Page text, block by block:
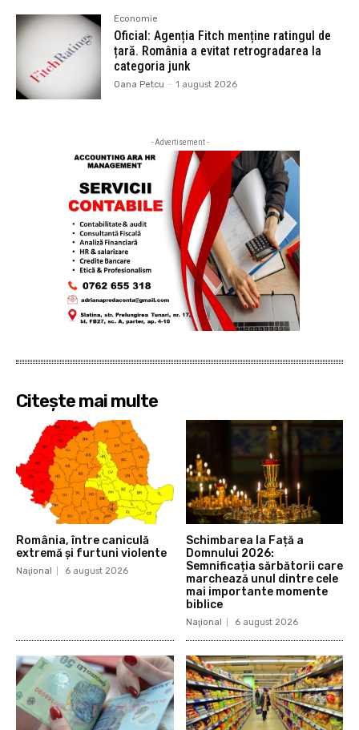
Economie
Oficial: Agenția Fitch menține ratingul de
țară. România a evitat retrogradarea la
categoria junk
Oana Petcu - 1 august 2026
- Advertisement -
Citește mai multe
România, între caniculă
extremă și furtuni violente
Naţional 6 august 2026
Schimbarea la Față a
Domnului 2026:
Semnificația sărbătorii care
marchează unul dintre cele
mai importante momente
biblice
Naţional 6 august 2026